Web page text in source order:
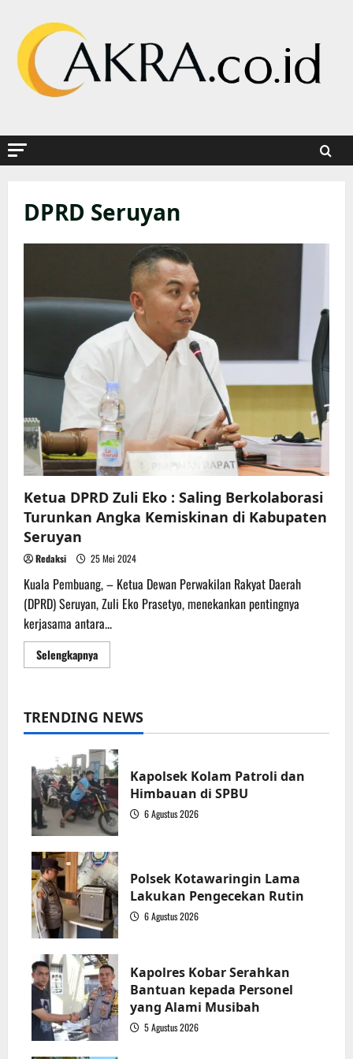
content
DPRD Seruyan
Ketua DPRD Zuli Eko : Saling Berkolaborasi
Turunkan Angka Kemiskinan di Kabupaten
Seruyan
Redaksi 25 Mei 2024
Kuala Pembuang, – Ketua Dewan Perwakilan Rakyat Daerah
(DPRD) Seruyan, Zuli Eko Prasetyo, menekankan pentingnya
kerjasama antara...
SelengkapnyaRead
more
Zuli
Eko
:
Berkolaborasi
Turunkan
Angka
Kemiskinan
di
Kabupaten
Seruyan
TRENDING NEWS
Kapolsek Kolam Patroli dan
Himbauan di SPBU
6 Agustus 2026
Polsek Kotawaringin Lama
Lakukan Pengecekan Rutin
6 Agustus 2026
Kapolres Kobar Serahkan
Bantuan kepada Personel
yang Alami Musibah
5 Agustus 2026